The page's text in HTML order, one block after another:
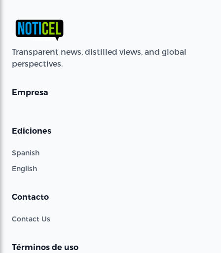
Transparent news, distilled views, and global
perspectives.
Empresa
Ediciones
Spanish
English
Contacto
Contact Us
Términos de uso